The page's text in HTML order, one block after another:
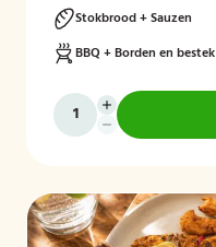
Stokbrood + Sauzen
BBQ + Borden en bestek